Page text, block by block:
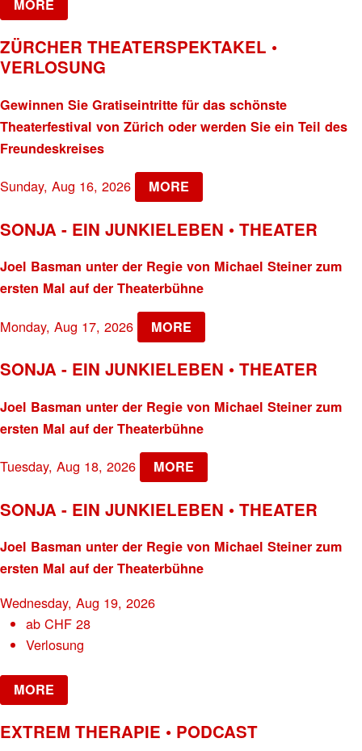
MORE
ZÜRCHER THEATERSPEKTAKEL •
VERLOSUNG
Gewinnen Sie Gratiseintritte für das schönste
Theaterfestival von Zürich oder werden Sie ein Teil des
Freundeskreises
Sunday, Aug 16, 2026 MORE
SONJA - EIN JUNKIELEBEN • THEATER
Joel Basman unter der Regie von Michael Steiner zum
ersten Mal auf der Theaterbühne
Monday, Aug 17, 2026 MORE
SONJA - EIN JUNKIELEBEN • THEATER
Joel Basman unter der Regie von Michael Steiner zum
ersten Mal auf der Theaterbühne
Tuesday, Aug 18, 2026 MORE
SONJA - EIN JUNKIELEBEN • THEATER
Joel Basman unter der Regie von Michael Steiner zum
ersten Mal auf der Theaterbühne
Wednesday, Aug 19, 2026
abCHF 28
Verlosung
MORE
EXTREM THERAPIE • PODCAST